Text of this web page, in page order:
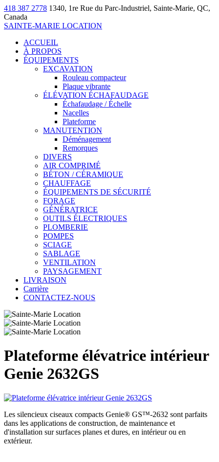
418 387 2778 1340, 1re Rue du Parc-Industriel, Sainte-Marie, QC,
Canada
SAINTE-MARIE LOCATION
ACCUEIL
À PROPOS
ÉQUIPEMENTS
EXCAVATION
Rouleau compacteur
Plaque vibrante
ÉLÉVATION ÉCHAFAUDAGE
Échafaudage / Échelle
Nacelles
Plateforme
MANUTENTION
Déménagement
Remorques
DIVERS
AIR COMPRIMÉ
BÉTON / CÉRAMIQUE
CHAUFFAGE
ÉQUIPEMENTS DE SÉCURITÉ
FORAGE
GÉNÉRATRICE
OUTILS ÉLECTRIQUES
PLOMBERIE
POMPES
SCIAGE
SABLAGE
VENTILATION
PAYSAGEMENT
LIVRAISON
Carrière
CONTACTEZ-NOUS
Plateforme élévatrice intérieur
Genie 2632GS
Les silencieux ciseaux compacts Genie® GS™-2632 sont parfaits
dans les applications de construction, de maintenance et
d'installation sur surfaces planes et dures, en intérieur ou en
extérieur.